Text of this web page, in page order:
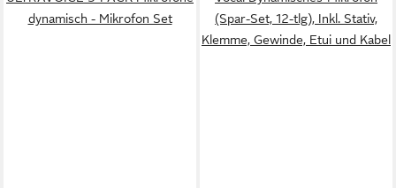
dynamisch - Mikrofon Set
(Spar-Set, 12-tlg), Inkl. Stativ,
Klemme, Gewinde, Etui und Kabel